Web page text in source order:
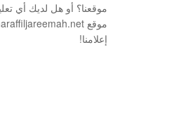
موقعنا؟ أو هل لديك أي
إعلامنا!